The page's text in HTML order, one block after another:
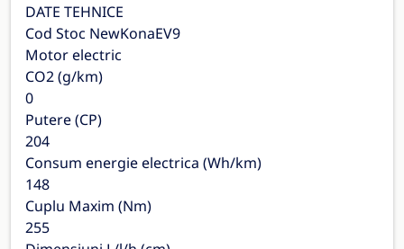
DATE TEHNICE
Cod Stoc NewKonaEV9
Motor electric
CO2 (g/km)
0
Putere (CP)
204
Consum energie electrica (Wh/km)
148
Cuplu Maxim (Nm)
255